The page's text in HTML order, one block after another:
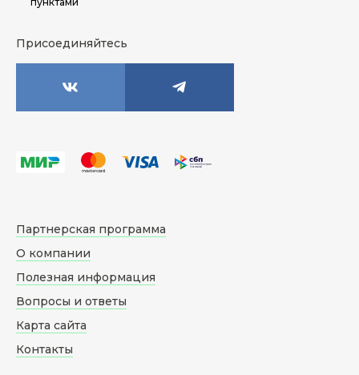
Присоединяйтесь
Партнерская программа
О компании
Полезная информация
Вопросы и ответы
Карта сайта
Контакты